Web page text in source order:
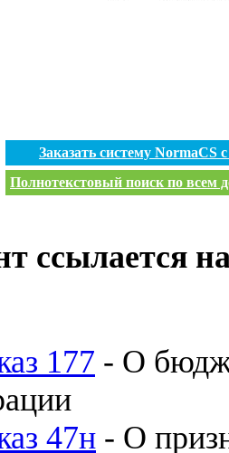
Заказать систему
Полнотекстовый поиск по всем
ссылается
177 - О
47н - О